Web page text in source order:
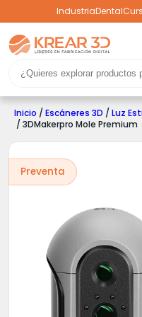
IndustriaDental
Inicio / Escáneres 3D / Luz
/ 3DMakerpro Mole Premium
Preventa